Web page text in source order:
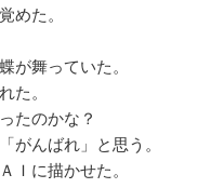
めた。
が舞っていた。
た。
たのかな？
がんばれ」と思う。
Ｉに描かせた。